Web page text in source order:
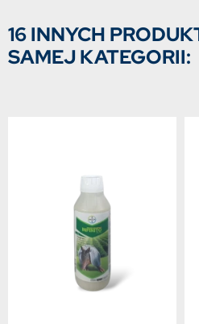
16 INNYCH
SAMEJ KATEGORII: